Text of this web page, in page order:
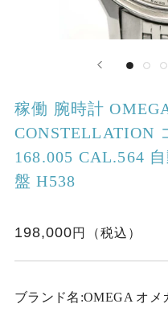
稼働 腕時計
CONSTELLATION
168.005 CAL.564
盤 H538
198,000
ブランド名:OMEGA オメ